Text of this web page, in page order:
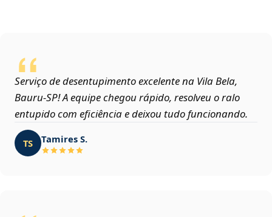
Serviço de desentupimento excelente na Vila Bela,
Bauru‑SP! A equipe chegou rápido, resolveu o ralo
entupido com eficiência e deixou tudo funcionando.
TS Tamires S.